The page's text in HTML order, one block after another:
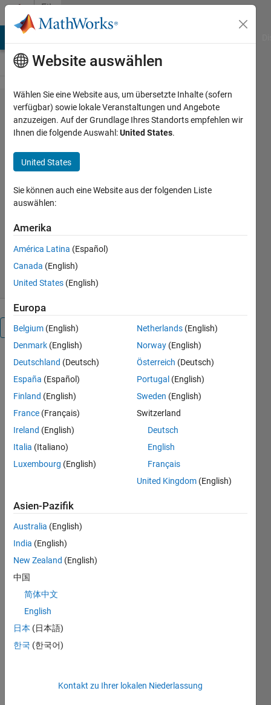
Weiter zum Inhalt
File
Exchange
Simulation
of
Random walk model is made to
explain the Brownian motion.
QiQin Zhan
Version 1.1.0.0(814 KB)
2,9K Downloads
4,30/5
13. Feb 2014
Überblick
In this
simulation,
we assume
that there's a
group of
drunkards
from same
area at the
make the
following
hypothesis.
The walking
speed is
same and
they cannot
affect each
distance of a
step they
walk is
distributed
Website auswählen
Wählen Sie eine Website aus, um übersetzte Inhalte (sofern
verfügbar) sowie lokale Veranstaltungen und Angebote
anzuzeigen. Auf der Grundlage Ihres Standorts empfehlen wir
Ihnen die folgende Auswahl:United States.
United States
Sie können auch eine Website aus der folgenden Liste
auswählen:
Amerika
América Latina (Español)
Canada (English)
United States (English)
Europa
Belgium (English)
Denmark (English)
Deutschland (Deutsch)
España (Español)
Finland (English)
France (Français)
Ireland (English)
Italia (Italiano)
Luxembourg (English)
Netherlands (English)
Norway (English)
Österreich (Deutsch)
Portugal (English)
Sweden (English)
Switzerland
Deutsch
English
Français
United Kingdom (English)
Asien-Pazifik
Australia (English)
India (English)
New Zealand (English)
中国
简体中文
English
日本 (日本語)
한국 (한국어)
Kontakt zu Ihrer lokalen Niederlassung